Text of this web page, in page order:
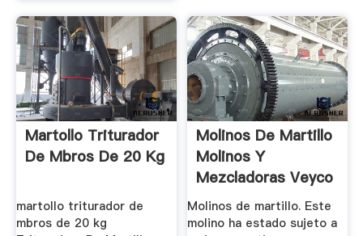
Martollo Triturador
De Mbros De 20 Kg
martollo triturador de
mbros de 20 kg
Molinos De Martillo
Molinos Y
Mezcladoras Veyco
Molinos de martillo. Este
molino ha estado sujeto a